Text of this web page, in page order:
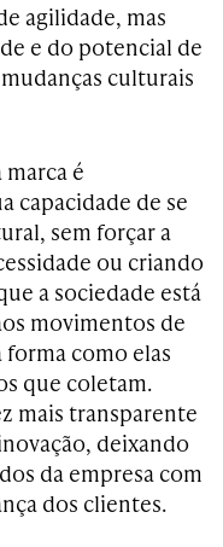
agilidade, mas
e do potencial de
culturais
é
capacidade de se
sem forçar a
ou criando
a sociedade está
movimentos de
como elas
que coletam.
mais transparente
deixando
da empresa com
dos clientes.